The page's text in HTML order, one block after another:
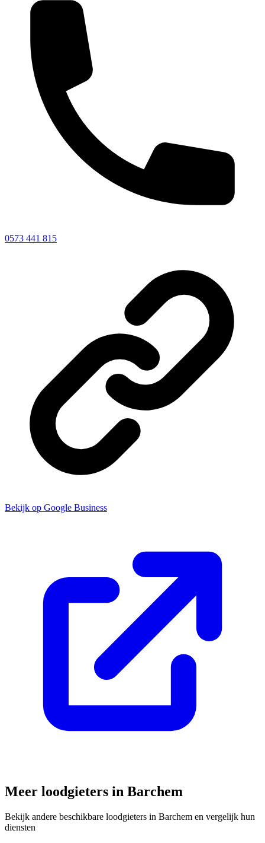
0573 441 815
Bekijk op Google Business
Meer loodgieters in Barchem
Bekijk andere beschikbare loodgieters in Barchem en vergelijk hun
diensten